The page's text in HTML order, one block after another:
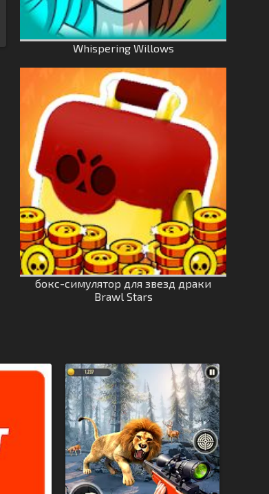
Whispering Willows
бокс-симулятор для звезд драки
Brawl Stars